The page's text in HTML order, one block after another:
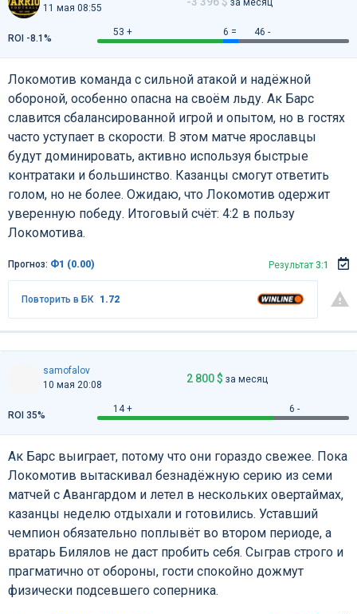
11 мая 08:55
за месяц
53 + 6 = 46 -
ROI -8.1%
Локомотив команда с сильной атакой и надёжной
обороной, особенно опасна на своём льду. Ак Барс
славится сбалансированной игрой и опытом, но в гостях
часто уступает в скорости. В этом матче ярославцы
будут доминировать, активно используя быстрые
контратаки и большинство. Казанцы смогут ответить
голом, но не более. Ожидаю, что Локомотив одержит
уверенную победу. Итоговый счёт: 4:2 в пользу
Локомотива.
Прогноз: Ф1 (0.00) Результат 3:1
Повторить в БК 1.72
samofalov
10 мая 20:08
2 800 $ за месяц
14 + 6 -
ROI 35%
Ак Барс выиграет, потому что они гораздо свежее. Пока
Локомотив вытаскивал безнадёжную серию из семи
матчей с Авангардом и летел в нескольких овертаймах,
казанцы неделю отдыхали и готовились. Уставший
чемпион обязательно поплывёт во втором периоде, а
вратарь Билялов не даст пробить себя. Сыграв строго и
прагматично от обороны, гости спокойно дожмут
физически подсевшего соперника.